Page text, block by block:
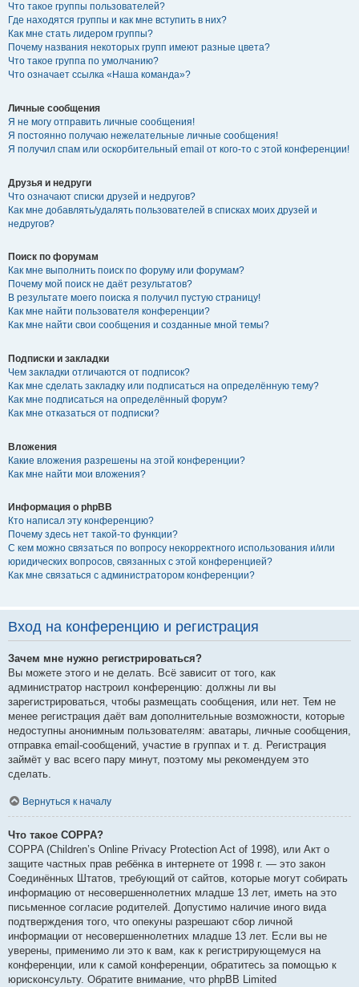
Что такое группы пользователей?
Где находятся группы и как мне вступить в них?
Как мне стать лидером группы?
Почему названия некоторых групп имеют разные цвета?
Что такое группа по умолчанию?
Что означает ссылка «Наша команда»?
Личные сообщения
Я не могу отправить личные сообщения!
Я постоянно получаю нежелательные личные сообщения!
Я получил спам или оскорбительный email от кого-то с этой конференции!
Друзья и недруги
Что означают списки друзей и недругов?
Как мне добавлять/удалять пользователей в списках моих друзей и
недругов?
Поиск по форумам
Как мне выполнить поиск по форуму или форумам?
Почему мой поиск не даёт результатов?
В результате моего поиска я получил пустую страницу!
Как мне найти пользователя конференции?
Как мне найти свои сообщения и созданные мной темы?
Подписки и закладки
Чем закладки отличаются от подписок?
Как мне сделать закладку или подписаться на определённую тему?
Как мне подписаться на определённый форум?
Как мне отказаться от подписки?
Вложения
Какие вложения разрешены на этой конференции?
Как мне найти мои вложения?
Информация о phpBB
Кто написал эту конференцию?
Почему здесь нет такой-то функции?
С кем можно связаться по вопросу некорректного использования и/или
юридических вопросов, связанных с этой конференцией?
Как мне связаться с администратором конференции?
Вход на конференцию и регистрация
Зачем мне нужно регистрироваться?
Вы можете этого и не делать. Всё зависит от того, как
администратор настроил конференцию: должны ли вы
зарегистрироваться, чтобы размещать сообщения, или нет. Тем не
менее регистрация даёт вам дополнительные возможности, которые
недоступны анонимным пользователям: аватары, личные сообщения,
отправка email-сообщений, участие в группах и т. д. Регистрация
займёт у вас всего пару минут, поэтому мы рекомендуем это
сделать.
Вернуться к началу
Что такое COPPA?
COPPA (Children’s Online Privacy Protection Act of 1998), или Акт о
защите частных прав ребёнка в интернете от 1998 г. — это закон
Соединённых Штатов, требующий от сайтов, которые могут собирать
информацию от несовершеннолетних младше 13 лет, иметь на это
письменное согласие родителей. Допустимо наличие иного вида
подтверждения того, что опекуны разрешают сбор личной
информации от несовершеннолетних младше 13 лет. Если вы не
уверены, применимо ли это к вам, как к регистрирующемуся на
конференции, или к самой конференции, обратитесь за помощью к
юрисконсульту. Обратите внимание, что phpBB Limited